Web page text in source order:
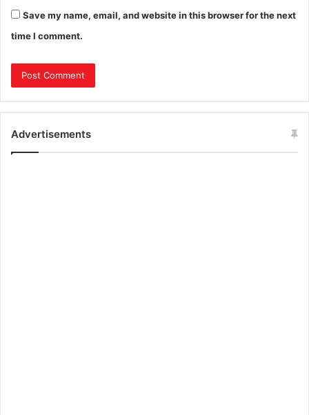
Save my name, email, and website in this browser for the next
time I comment.
Advertisements